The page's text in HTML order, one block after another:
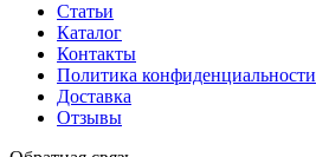
Статьи
Каталог
Контакты
Политика конфиденциальности
Доставка
Отзывы